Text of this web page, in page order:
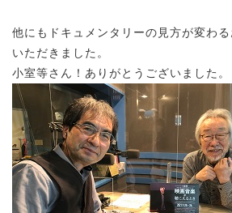
他にもドキュメンタリーの見方が変わ
いただきました。
小室等さん！ありがとうございました。